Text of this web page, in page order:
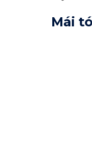
Mái